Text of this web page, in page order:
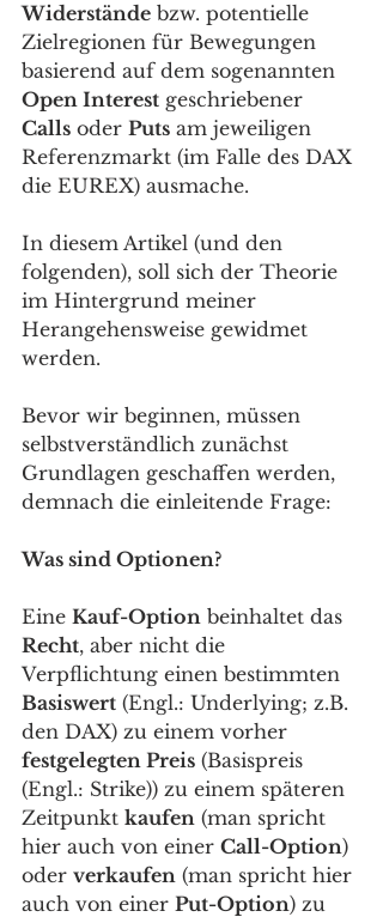
Widerstände bzw. potentielle
Zielregionen für Bewegungen
basierend auf dem sogenannten
Open Interest geschriebener
Calls oder Puts am jeweiligen
Referenzmarkt (im Falle des DAX
die EUREX) ausmache.
In diesem Artikel (und den
folgenden), soll sich der Theorie
im Hintergrund meiner
Herangehensweise gewidmet
werden.
Bevor wir beginnen, müssen
selbstverständlich zunächst
Grundlagen geschaffen werden,
demnach die einleitende Frage:
Was sind Optionen?
Eine Kauf-Option beinhaltet das
Recht, aber nicht die
Verpflichtung einen bestimmten
Basiswert (Engl.: Underlying; z.B.
den DAX) zu einem vorher
festgelegten Preis (Basispreis
(Engl.: Strike)) zu einem späteren
Zeitpunkt kaufen (man spricht
hier auch von einer Call-Option)
oder verkaufen (man spricht hier
auch von einer Put-Option) zu